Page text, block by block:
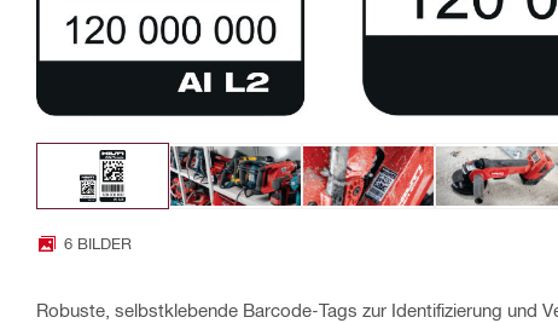
6 BILDER
Robuste, selbstklebende Barcode-Tags zur Identifizierung und